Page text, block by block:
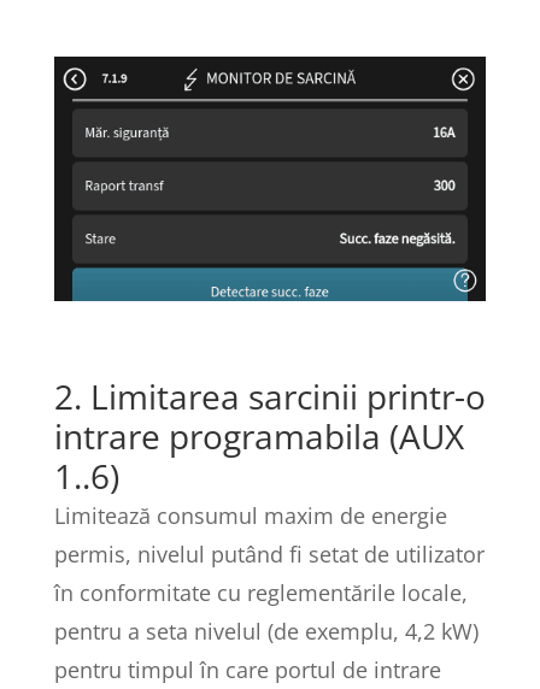
2. Limitarea sarcinii printr-o
intrare programabila (AUX
1..6)
Limitează consumul maxim de energie
permis, nivelul putând fi setat de utilizator
în conformitate cu reglementările locale,
pentru a seta nivelul (de exemplu, 4,2 kW)
pentru timpul în care portul de intrare